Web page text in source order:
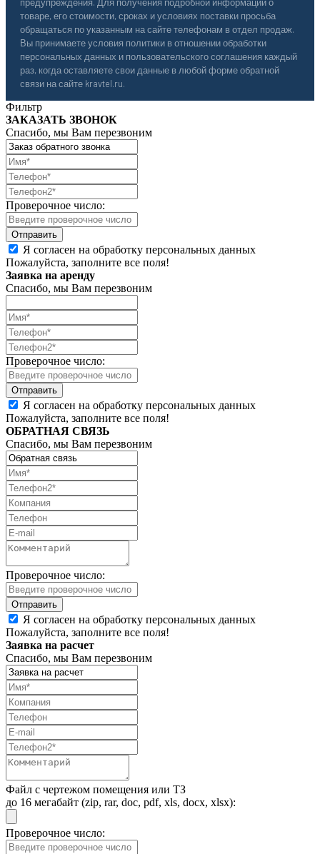
товаре, его стоимости, сроках и условиях поставки просьба
обращаться по указанным на сайте телефонам в отдел продаж.
Вы принимаете условия политики в отношении обработки
персональных данных и пользовательского соглашения каждый
раз, когда оставляете свои данные в любой форме обратной
связи на сайте kravtel.ru.
Фильтр
ЗАКАЗАТЬ ЗВОНОК
Спасибо, мы Вам перезвоним
Проверочное число:
Я согласен на обработку персональных данных
Пожалуйста, заполните все поля!
Заявка на аренду
Спасибо, мы Вам перезвоним
Проверочное число:
Я согласен на обработку персональных данных
Пожалуйста, заполните все поля!
ОБРАТНАЯ СВЯЗЬ
Спасибо, мы Вам перезвоним
Проверочное число:
Я согласен на обработку персональных данных
Пожалуйста, заполните все поля!
Заявка на расчет
Спасибо, мы Вам перезвоним
Файл с чертежом помещения или ТЗ
до 16 мегабайт (zip, rar, doc, pdf, xls, docx, xlsx):
Проверочное число: